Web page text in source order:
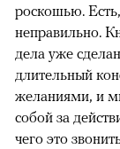
роскошью.
неправильно.
дела уже
длительный
желаниями, и
собой за
чего это